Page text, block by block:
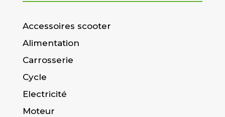
Accessoires scooter
Alimentation
Carrosserie
Cycle
Electricité
Moteur